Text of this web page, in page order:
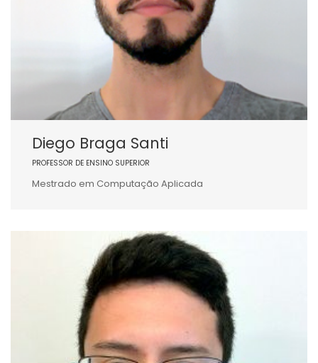
Diego Braga Santi
PROFESSOR DE ENSINO SUPERIOR
Mestrado em Computação Aplicada